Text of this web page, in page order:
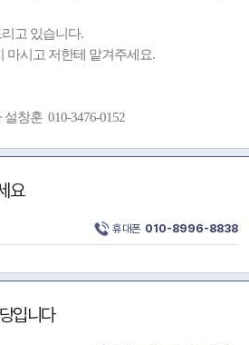
고 있습니다.
마시고 저한테 맡겨주세요.
창훈 010-3476-0152
요
휴대폰 010-8996-8838
입니다